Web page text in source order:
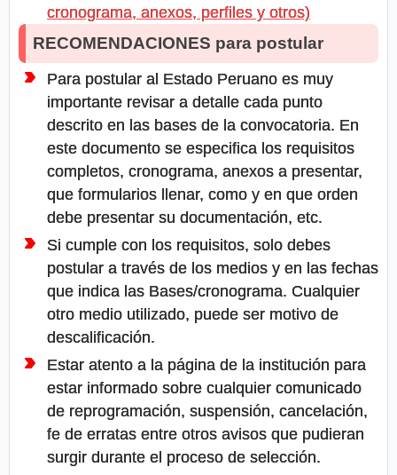
cronograma, anexos, perfiles y otros)
RECOMENDACIONES para postular
Para postular al Estado Peruano es muy
importante revisar a detalle cada punto
descrito en las bases de la convocatoria. En
este documento se especifica los requisitos
completos, cronograma, anexos a presentar,
que formularios llenar, como y en que orden
debe presentar su documentación, etc.
Si cumple con los requisitos, solo debes
postular a través de los medios y en las fechas
que indica las Bases/cronograma. Cualquier
otro medio utilizado, puede ser motivo de
descalificación.
Estar atento a la página de la institución para
estar informado sobre cualquier comunicado
de reprogramación, suspensión, cancelación,
fe de erratas entre otros avisos que pudieran
surgir durante el proceso de selección.